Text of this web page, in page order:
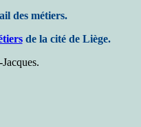
des métiers.
de la cité de Liège.
.